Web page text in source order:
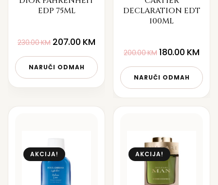
EDP 75ML
230.00KM 207.00 KM
NARUČI ODMAH
DECLARATION EDT
100ML
200.00KM 180.00 KM
NARUČI ODMAH
AKCIJA! AKCIJA!